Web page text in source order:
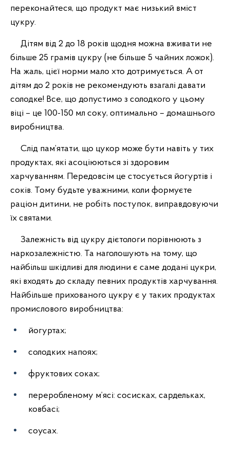
переконайтеся, що продукт має низький вміст
цукру.
Дітям від 2 до 18 років щодня можна вживати не
більше 25 грамів цукру (не більше 5 чайних ложок).
На жаль, цієї норми мало хто дотримується. А от
дітям до 2 років не рекомендують взагалі давати
солодке! Все, що допустимо з солодкого у цьому
віці – це 100-150 мл соку, оптимально – домашнього
виробництва.
Слід пам’ятати, що цукор може бути навіть у тих
продуктах, які асоціюються зі здоровим
харчуванням. Передовсім це стосується йогуртів і
соків. Тому будьте уважними, коли формуєте
раціон дитини, не робіть поступок, виправдовуючи
їх святами.
Залежність від цукру дієтологи порівнюють з
наркозалежністю. Та наголошують на тому, що
найбільш шкідливі для людини є саме додані цукри,
які входять до складу певних продуктів харчування.
Найбільше прихованого цукру є у таких продуктах
промислового виробництва:
йогуртах;
солодких напоях;
фруктових соках;
переробленому м’ясі: сосисках, сардельках,
ковбасі;
соусах.